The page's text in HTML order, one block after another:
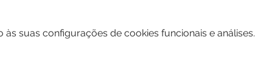
suas configurações de cookies funcionais e análises.